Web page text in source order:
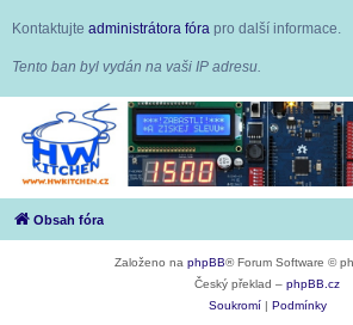
Kontaktujte administrátora fóra pro další informace.
Tento ban byl vydán na vaši IP adresu.
Obsah fóra
Založeno na phpBB® Forum Software ©
Český překlad – phpBB.cz
Soukromí
Podmínky